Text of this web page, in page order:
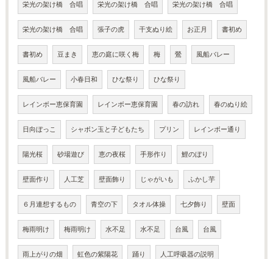
栄光の架け橋 合唱 栄光の架け橋 合唱 栄光の架け橋 合唱
栄光の架け橋 合唱 張子の虎 干支ぬり絵 お正月 書初め
書初め 豆まき 恵の庭に咲く梅 梅 鶯 風船バレー
風船バレー 小春日和 ひな祭り ひな祭り
レインボー恵保育園 レインボー恵保育園 春の訪れ 春のぬり絵
日向ぼっこ シャボン玉と子どもたち プリン レインボー通り
陽光桜 砂場遊び 恵の夜桜 手形作り 鯉のぼり
壁面作り 人工芝 壁面飾り じゃがいも ふかし芋
６月連想するもの 青空の下 タオル体操 七夕飾り 壁面
梅雨明け 梅雨明け 水不足 水不足 台風 台風
雨上がりの畑 虹色の紫陽花 踊り 人工呼吸器の説明